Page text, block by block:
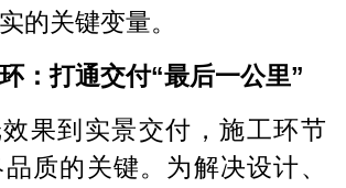
的关键变量。
：打通交付“最后一公里”
果到实景交付，施工环节
质的关键。为解决设计、